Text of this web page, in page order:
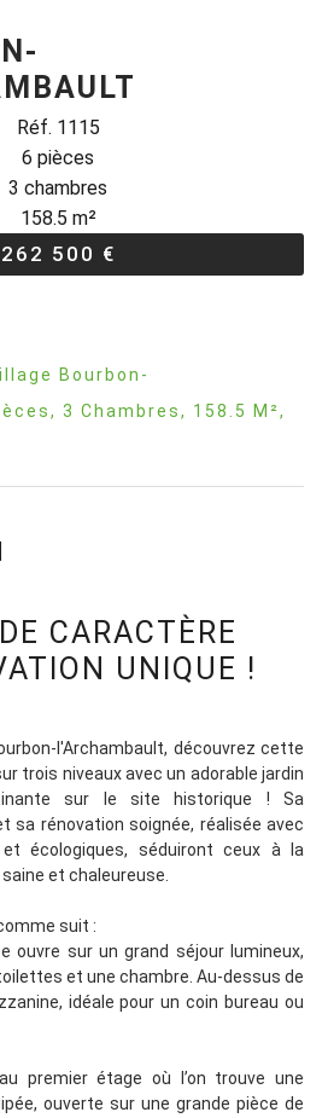
Réf. 1115
6 pièces
3 chambres
158.5 m²
262 500 €
Bourbon-
3 Chambres, 158.5 M²,
CARACTÈRE
UNIQUE !
l'Archambault, découvrez cette
trois niveaux avec un adorable jardin
sur le site historique ! Sa
sa rénovation soignée, réalisée avec
écologiques, séduiront ceux à la
et chaleureuse.
suit :
ouvre sur un grand séjour lumineux,
et une chambre. Au-dessus de
idéale pour un coin bureau ou
premier étage où l’on trouve une
ouverte sur une grande pièce de